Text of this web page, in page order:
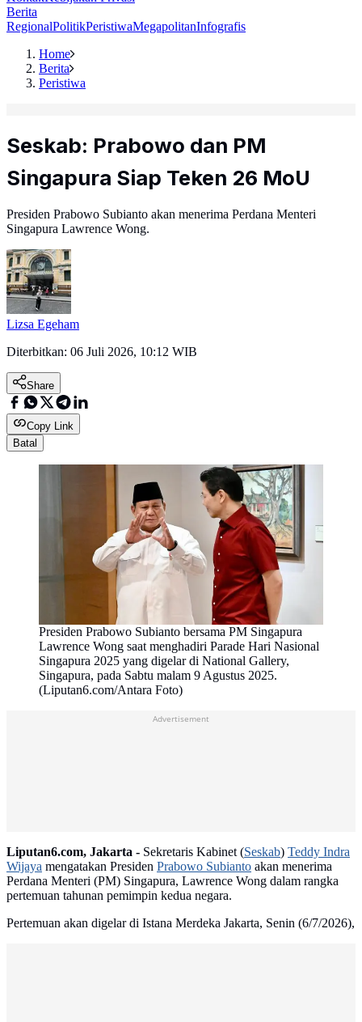
Berita
RegionalPolitikPeristiwaMegapolitanInfografis
Home
Berita
Peristiwa
Seskab: Prabowo dan PM
Singapura Siap Teken 26 MoU
Presiden Prabowo Subianto akan menerima Perdana Menteri
Singapura Lawrence Wong.
Lizsa Egeham
Diterbitkan: 06 Juli 2026, 10:12 WIB
Share
Copy Link
Batal
Presiden Prabowo Subianto bersama PM Singapura
Lawrence Wong saat menghadiri Parade Hari Nasional
Singapura 2025 yang digelar di National Gallery,
Singapura, pada Sabtu malam 9 Agustus 2025.
(Liputan6.com/Antara Foto)
Advertisement
Liputan6.com, Jakarta - Sekretaris Kabinet (Seskab) Teddy Indra
Wijaya mengatakan Presiden Prabowo Subianto akan menerima
Perdana Menteri (PM) Singapura, Lawrence Wong dalam rangka
pertemuan tahunan pemimpin kedua negara.
Pertemuan akan digelar di Istana Merdeka Jakarta, Senin (6/7/2026),